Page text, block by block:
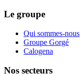
Le groupe
Qui sommes-nous
Groupe Gorgé
Calogena
Nos secteurs